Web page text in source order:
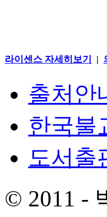
라이센스 자세히보기 |
출처안
한국불
도서출
© 2011 -